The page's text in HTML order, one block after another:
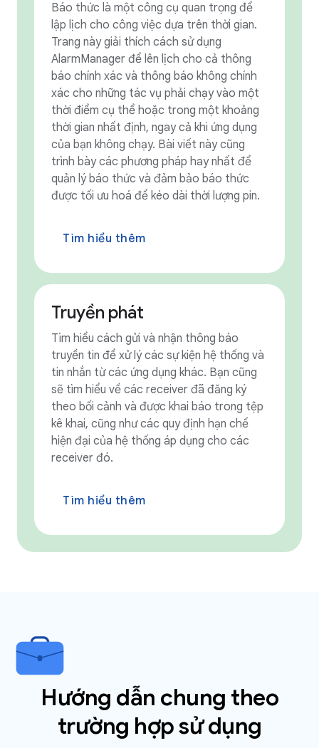
Báo thức là một công cụ quan trọng để
lập lịch cho công việc dựa trên thời gian.
Trang này giải thích cách sử dụng
AlarmManager để lên lịch cho cả thông
báo chính xác và thông báo không chính
xác cho những tác vụ phải chạy vào một
thời điểm cụ thể hoặc trong một khoảng
thời gian nhất định, ngay cả khi ứng dụng
của bạn không chạy. Bài viết này cũng
trình bày các phương pháp hay nhất để
quản lý báo thức và đảm bảo báo thức
được tối ưu hoá để kéo dài thời lượng pin.
Tìm hiểu thêm
Truyền phát
Tìm hiểu cách gửi và nhận thông báo
truyền tin để xử lý các sự kiện hệ thống và
tin nhắn từ các ứng dụng khác. Bạn cũng
sẽ tìm hiểu về các receiver đã đăng ký
theo bối cảnh và được khai báo trong tệp
kê khai, cũng như các quy định hạn chế
hiện đại của hệ thống áp dụng cho các
receiver đó.
Tìm hiểu thêm
Hướng dẫn chung theo
trường hợp sử dụng